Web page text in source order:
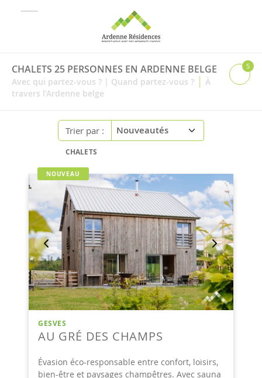
CHALETS 25 PERSONNES EN ARDENNE BELGE
Avec qui partez-vous ? | Quand partez-vous ? | À
travers l'Ardenne belge
5
Trier par :
CHALETS